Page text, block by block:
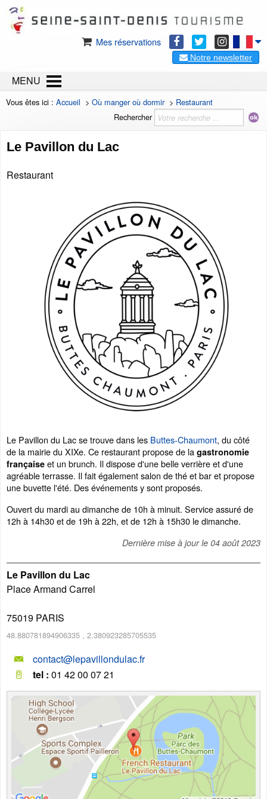
Mes réservations
Notre newsletter
MENU
Vous êtes ici : Accueil > Où manger où dormir> Restaurant
Rechercher
Le Pavillon du Lac
Restaurant
Le Pavillon du Lac se trouve dans les Buttes-Chaumont, du côté
de la mairie du XIXe. Ce restaurant propose de la gastronomie
française et un brunch. Il dispose d'une belle verrière et d'une
agréable terrasse. Il fait également salon de thé et bar et propose
une buvette l'été. Des événements y sont proposés.
Ouvert du mardi au dimanche de 10h à minuit. Service assuré de
12h à 14h30 et de 19h à 22h, et de 12h à 15h30 le dimanche.
Dernière mise à jour le 04 août 2023
Le Pavillon du Lac
Place Armand Carrel
75019 PARIS
48.880781894906335 , 2.380923285705535
contact@lepavillondulac.fr
tel : 01 42 00 07 21